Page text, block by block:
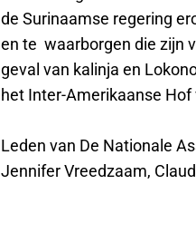
de Surinaamse regering
en te waarborgen die zijn
geval van kalinja en
het Inter-Amerikaanse
Leden van De Nationale
Jennifer Vreedzaam,